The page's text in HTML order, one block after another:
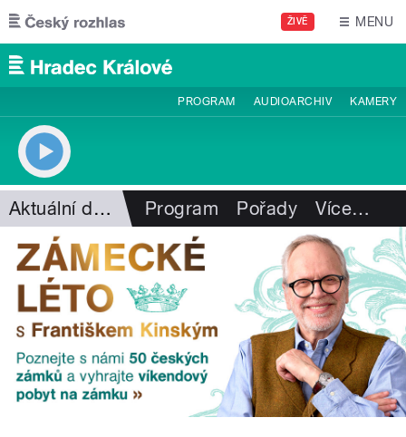
Přejít k hlavnímu obsahu
ŽIVĚ MENU
PROGRAM AUDIOARCHIV KAMERY
Aktuální dění Program Pořady Více…